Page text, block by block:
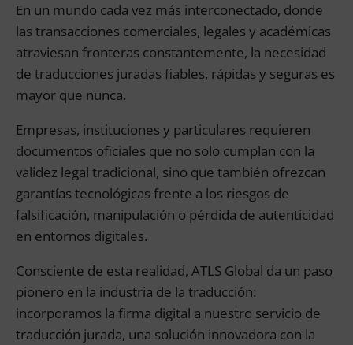
En un mundo cada vez más interconectado, donde
las transacciones comerciales, legales y académicas
atraviesan fronteras constantemente, la necesidad
de traducciones juradas fiables, rápidas y seguras es
mayor que nunca.
Empresas, instituciones y particulares requieren
documentos oficiales que no solo cumplan con la
validez legal tradicional, sino que también ofrezcan
garantías tecnológicas frente a los riesgos de
falsificación, manipulación o pérdida de autenticidad
en entornos digitales.
Consciente de esta realidad, ATLS Global da un paso
pionero en la industria de la traducción:
incorporamos la firma digital a nuestro servicio de
traducción jurada, una solución innovadora con la